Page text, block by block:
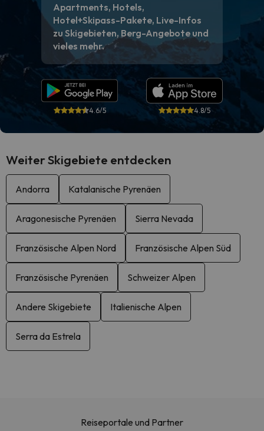
Apartments, Hotels,
Hotel+Skipass-Pakete, Live-Infos
zu Skigebieten, Berg-Angebote und
vieles mehr.
4.6/5 4.8/5
Weiter Skigebiete entdecken
Andorra Katalanische Pyrenäen
Aragonesische Pyrenäen Sierra Nevada
Französische Alpen Nord Französische Alpen Süd
Französische Pyrenäen Schweizer Alpen
Andere Skigebiete Italienische Alpen
Serra da Estrela
Reiseportale und Partner